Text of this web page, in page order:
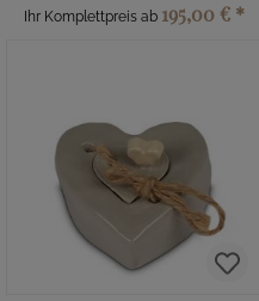
Ihr Komplettpreis ab 195,00 € *